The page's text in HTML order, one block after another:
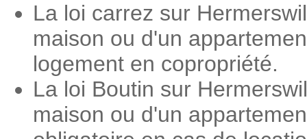
La loi carrez sur
maison ou d'un
logement en copropriété.
La loi Boutin sur
maison ou d'un